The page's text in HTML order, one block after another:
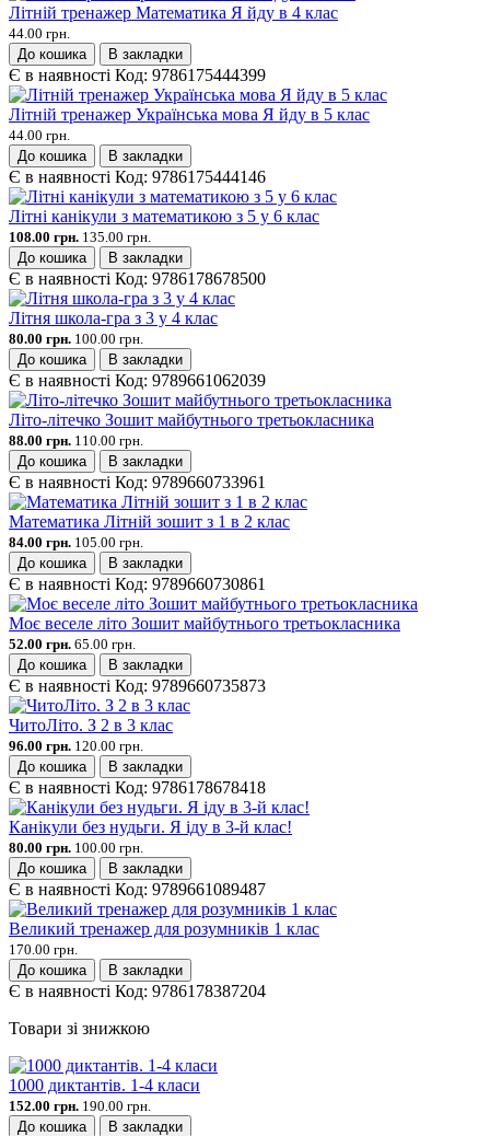
Літній тренажер Математика Я йду в 4 клас
44.00 грн.
До кошика
В закладки
Є в наявності Код: 9786175444399
Літній тренажер Українська мова Я йду в 5 клас
44.00 грн.
До кошика
В закладки
Є в наявності Код: 9786175444146
Літні канікули з математикою з 5 у 6 клас
108.00 грн. 135.00 грн.
До кошика
В закладки
Є в наявності Код: 9786178678500
Літня школа-гра з 3 у 4 клас
80.00 грн. 100.00 грн.
До кошика
В закладки
Є в наявності Код: 9789661062039
Літо-літечко Зошит майбутнього третьокласника
88.00 грн. 110.00 грн.
До кошика
В закладки
Є в наявності Код: 9789660733961
Математика Літній зошит з 1 в 2 клас
84.00 грн. 105.00 грн.
До кошика
В закладки
Є в наявності Код: 9789660730861
Моє веселе літо Зошит майбутнього третьокласника
52.00 грн. 65.00 грн.
До кошика
В закладки
Є в наявності Код: 9789660735873
ЧитоЛіто. З 2 в 3 клас
96.00 грн. 120.00 грн.
До кошика
В закладки
Є в наявності Код: 9786178678418
Канікули без нудьги. Я іду в 3-й клас!
80.00 грн. 100.00 грн.
До кошика
В закладки
Є в наявності Код: 9789661089487
Великий тренажер для розумників 1 клас
170.00 грн.
До кошика
В закладки
Є в наявності Код: 9786178387204
Товари зі знижкою
1000 диктантів. 1-4 класи
152.00 грн. 190.00 грн.
До кошика
В закладки